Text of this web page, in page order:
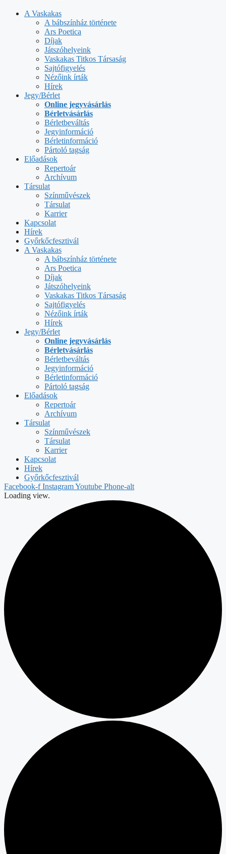
A Vaskakas
A bábszínház története
Ars Poetica
Díjak
Játszóhelyeink
Vaskakas Titkos Társaság
Sajtófigyelés
Nézőink írták
Hírek
Jegy/Bérlet
Online jegyvásárlás
Bérletvásárlás
Bérletbeváltás
Jegyinformáció
Bérletinformáció
Pártoló tagság
Előadások
Repertoár
Archívum
Társulat
Színművészek
Társulat
Karrier
Kapcsolat
Hírek
Győrkőcfesztivál
A Vaskakas
A bábszínház története
Ars Poetica
Díjak
Játszóhelyeink
Vaskakas Titkos Társaság
Sajtófigyelés
Nézőink írták
Hírek
Jegy/Bérlet
Online jegyvásárlás
Bérletvásárlás
Bérletbeváltás
Jegyinformáció
Bérletinformáció
Pártoló tagság
Előadások
Repertoár
Archívum
Társulat
Színművészek
Társulat
Karrier
Kapcsolat
Hírek
Győrkőcfesztivál
Facebook-f InstagramYoutube Phone-alt
Loading view.